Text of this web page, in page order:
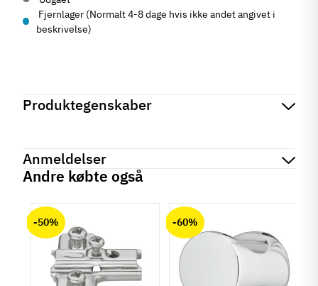
Fjernlager (Normalt 4-8 dage hvis ikke andet angivet i
beskrivelse)
Produktegenskaber
TilstandNy
Anmeldelser
Andre købte også
-50% -60%